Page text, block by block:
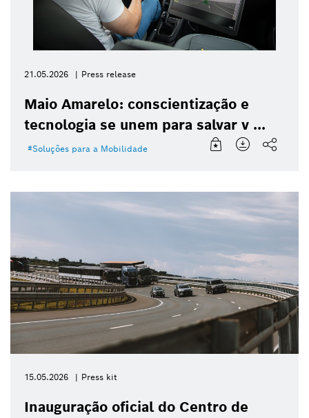
21.05.2026 Press release
Maio Amarelo: conscientização e
tecnologia se unem para salvar v ...
Soluções para a Mobilidade
15.05.2026 Press kit
Inauguração oficial do Centro de